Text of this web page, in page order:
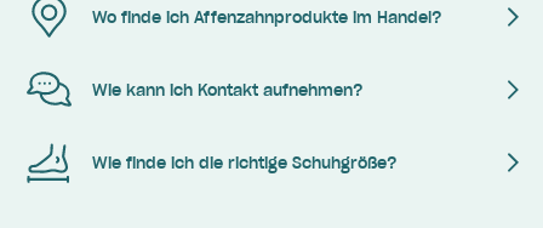
Wo finde ich Affenzahnprodukte im Handel?
Wie kann ich Kontakt aufnehmen?
Wie finde ich die richtige Schuhgröße?